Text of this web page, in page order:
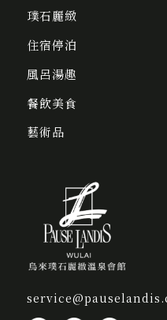
璞石麗緻
住宿停泊
風呂湯趣
餐飲美食
藝術品